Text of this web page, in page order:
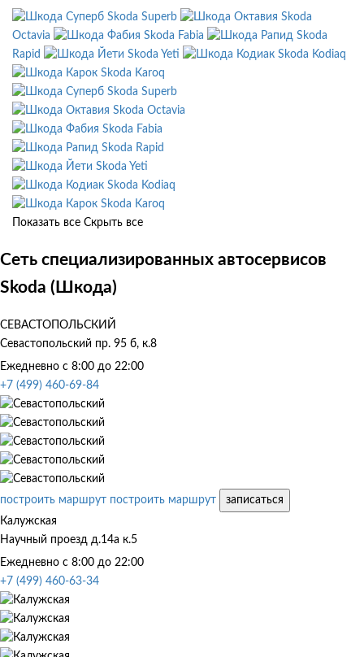
Skoda Superb
Skoda
Octavia
Skoda Fabia
Skoda
Rapid
Skoda Yeti
Skoda Kodiaq
Skoda Karoq
Skoda Superb
Skoda Octavia
Skoda Fabia
Skoda Rapid
Skoda Yeti
Skoda Kodiaq
Skoda Karoq
Показать все Скрыть все
Сеть специализированных автосервисов
Skoda (Шкода)
СЕВАСТОПОЛЬСКИЙ
Севастопольский пр. 95 б, к.8
Ежедневно с 8:00 до 22:00
+7 (499) 460-69-84
построить маршрут построить маршрут
записаться
Калужская
Научный проезд д.14а к.5
Ежедневно с 8:00 до 22:00
+7 (499) 460-63-34